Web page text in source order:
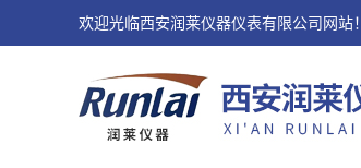
欢迎光临西安润莱仪器仪表有限公司网站！